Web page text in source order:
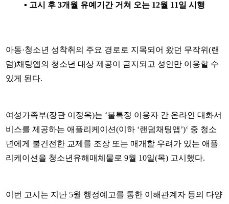
▪ 고시 후 3개월 유예기간 거쳐 오는 12월 11일 시행
아동·청소년 성착취의 주요 경로로 지목되어 왔던 무작위(랜
덤)채팅앱의 청소년 대상 제공이 금지되고 성인만 이용할 수
있게 된다.
여성가족부(장관 이정옥)는 ‘불특정 이용자 간 온라인 대화서
비스를 제공하는 애플리케이션(이하 ‘랜덤채팅앱’)‘ 중 청소
년에게 불건전한 교제를 조장 또는 매개할 우려가 있는 애플
리케이션을 청소년유해매체물로 9월 10일(목) 고시했다.
이번 고시는 지난 5월 행정예고를 통한 이해관계자 등의 다양